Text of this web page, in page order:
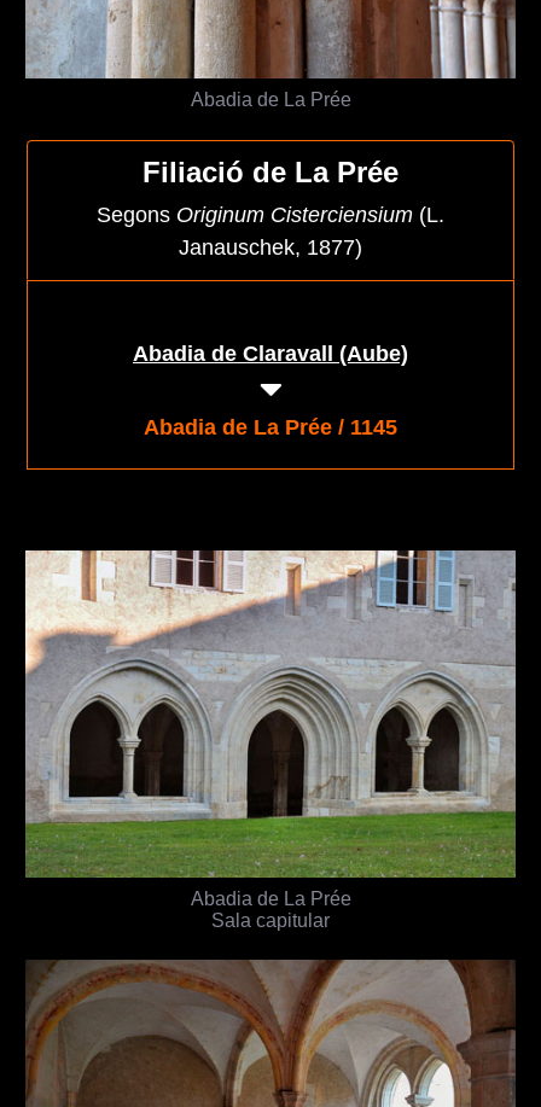
Abadia de La Prée
Filiació de La Prée
Segons Originum Cisterciensium (L.
Janauschek, 1877)
Abadia de Claravall (Aube)
Abadia de La Prée / 1145
Abadia de La Prée
Sala capitular